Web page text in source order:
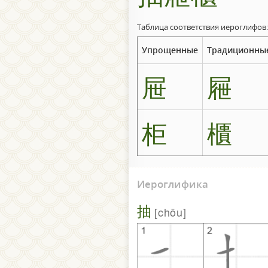
Таблица соответствия иероглифов:
Упрощенные
屉
屜
柜
櫃
Иероглифика
抽 chōu